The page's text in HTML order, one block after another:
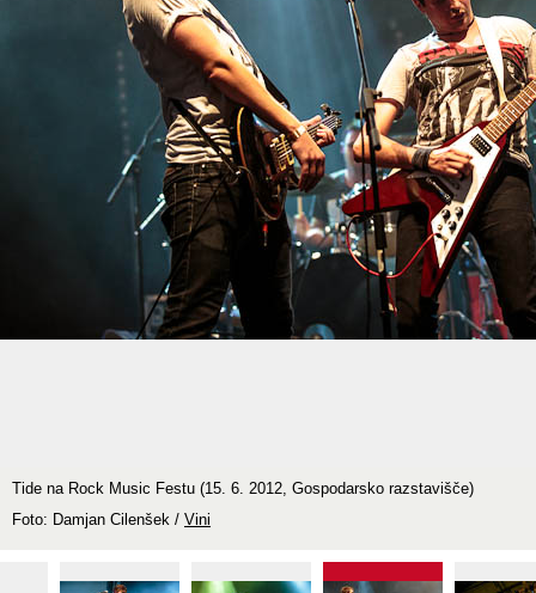
Tide na Rock Music Festu (15. 6. 2012, Gospodarsko razstavišče)
Foto: Damjan Cilenšek / Vini